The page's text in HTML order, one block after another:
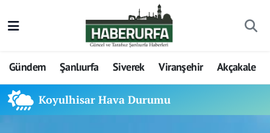
Gündem Şanlıurfa Siverek Viranşehir Akçakale
Koyulhisar Hava Durumu